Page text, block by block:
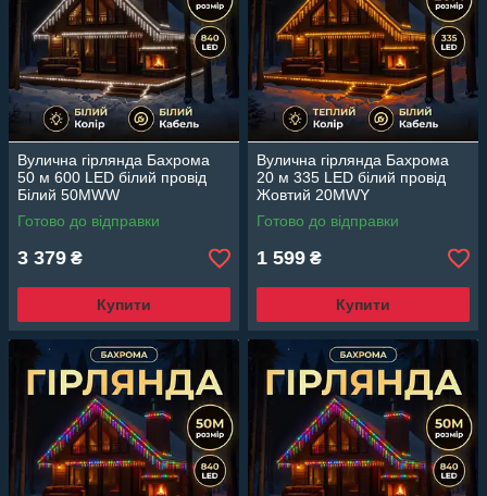
Вулична гірлянда Бахрома
50 м 600 LED білий провід
Білий 50MWW
Готово до відправки
3 379 ₴
Купити
Вулична гірлянда Бахрома
20 м 335 LED білий провід
Жовтий 20MWY
Готово до відправки
1 599 ₴
Купити